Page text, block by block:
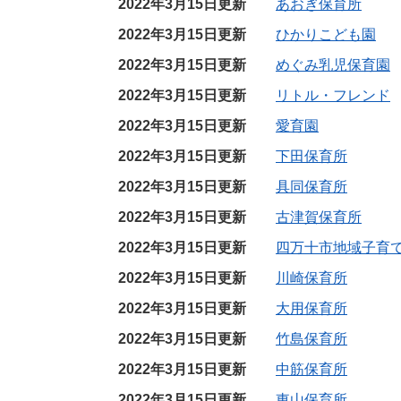
2022年3月15日更新
あおぎ保育所
2022年3月15日更新
ひかりこども園
2022年3月15日更新
めぐみ乳児保育園
2022年3月15日更新
リトル・フレンド
2022年3月15日更新
愛育園
2022年3月15日更新
下田保育所
2022年3月15日更新
具同保育所
2022年3月15日更新
古津賀保育所
2022年3月15日更新
四万十市地域子
2022年3月15日更新
川崎保育所
2022年3月15日更新
大用保育所
2022年3月15日更新
竹島保育所
2022年3月15日更新
中筋保育所